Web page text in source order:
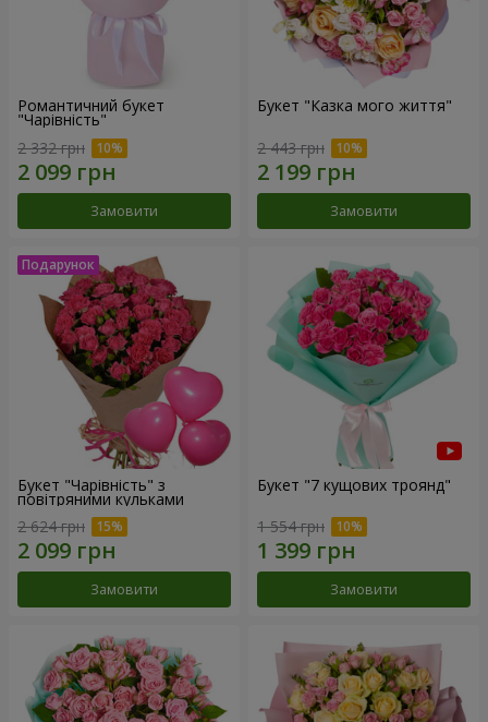
Романтичний букет
"Чарівність"
2 332 грн
Замовити
Букет "Казка мого життя"
2 443 грн
Замовити
Букет "Чарівність" з
повітряними кульками
2 624 грн
Замовити
Букет "7 кущових троянд"
1 554 грн
Замовити